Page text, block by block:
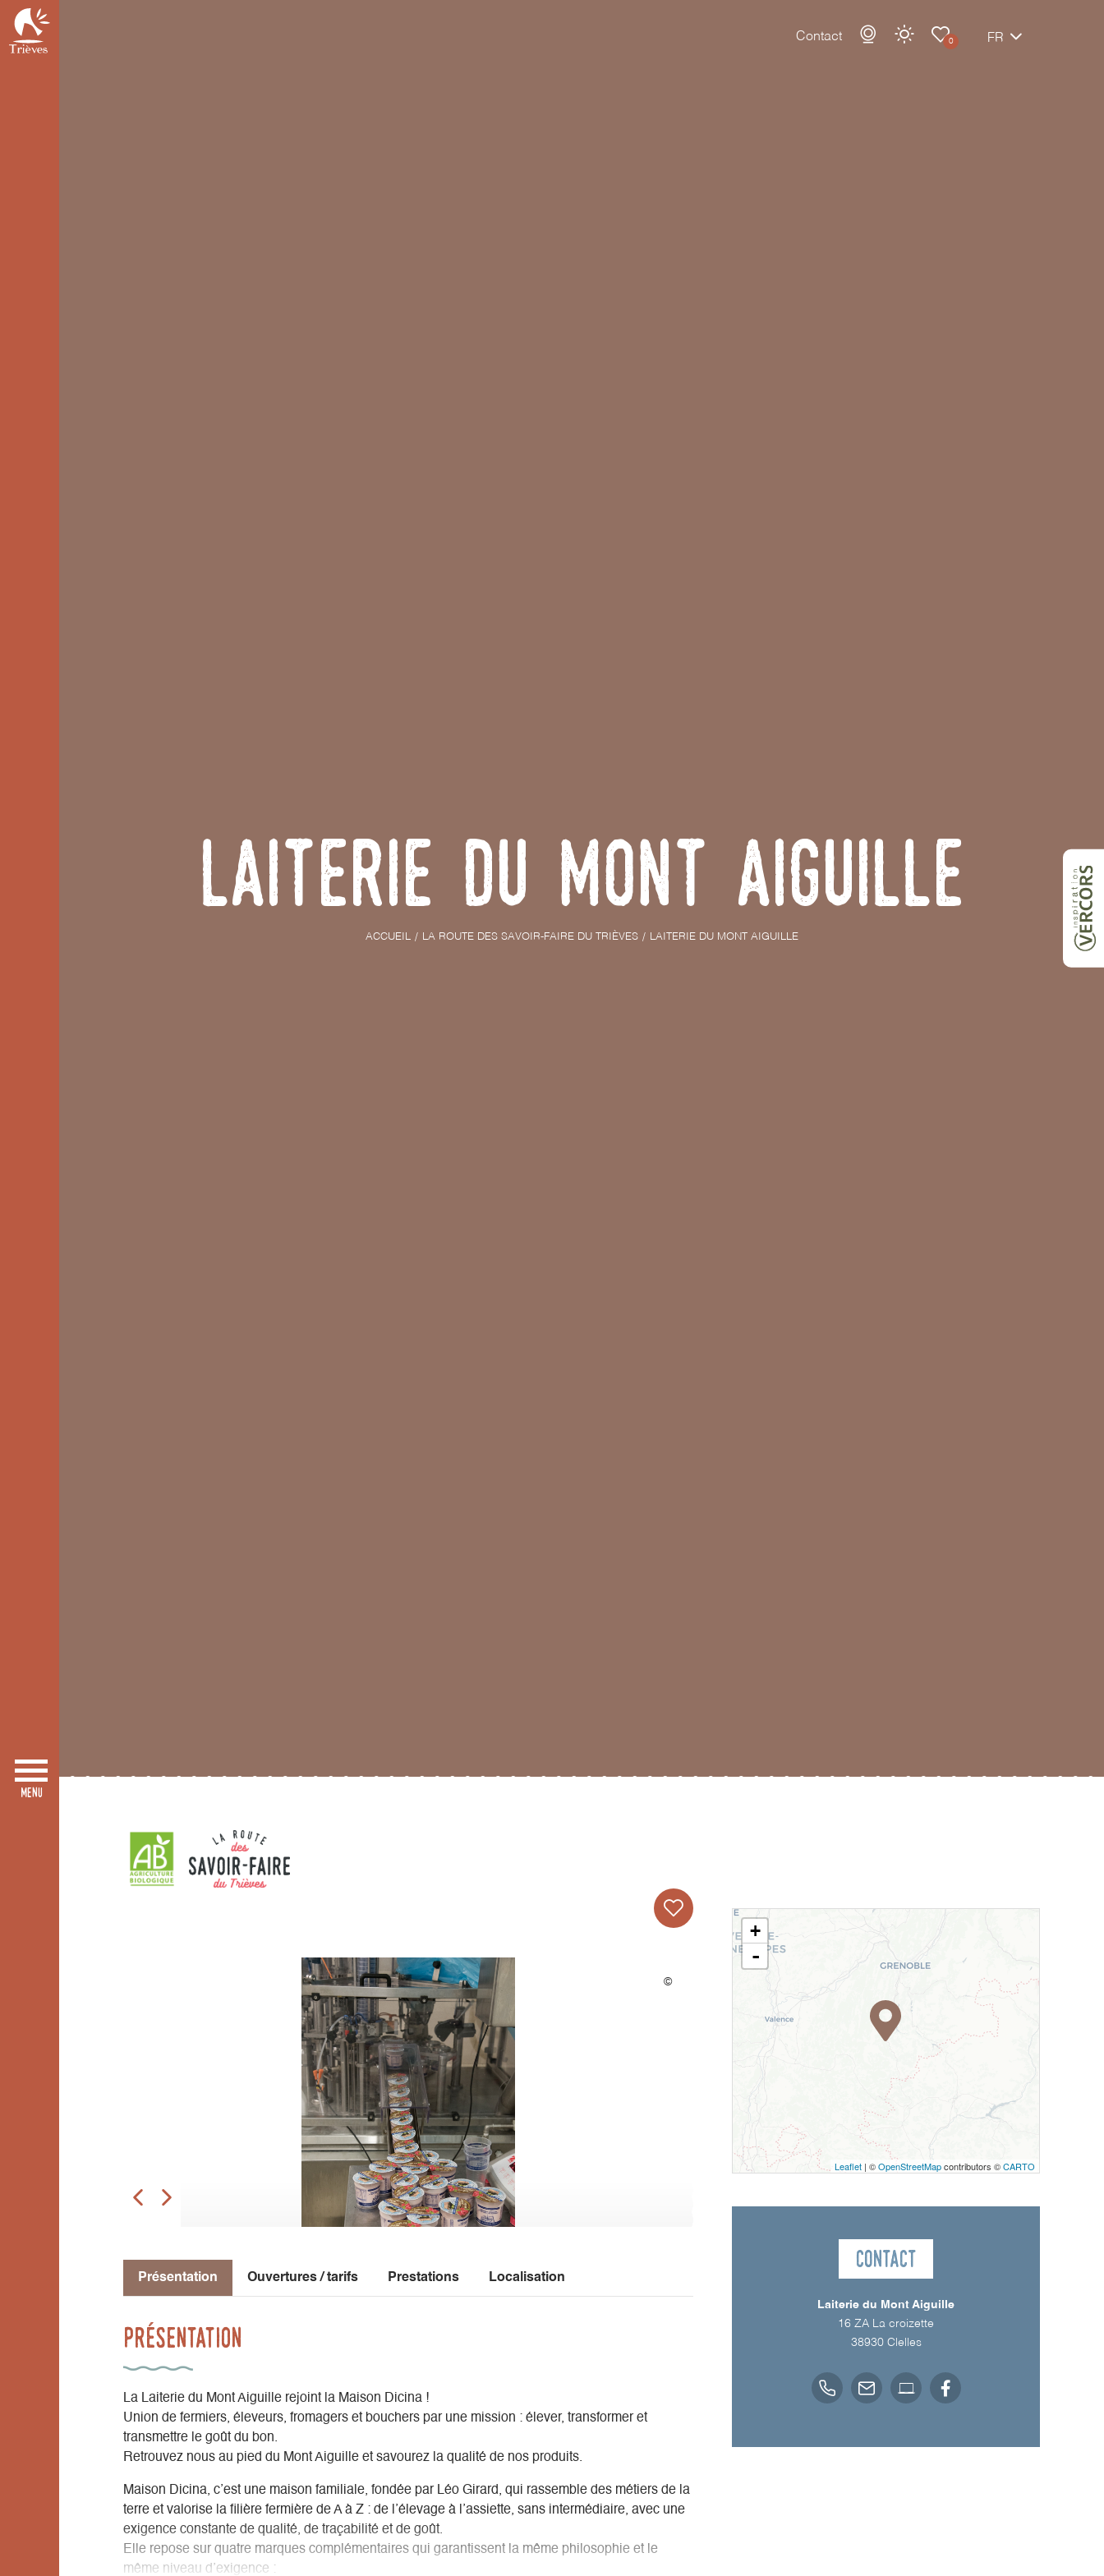
Contact 0 FR
Laiterie du Mont Aiguille
ACCUEIL LA ROUTE DES SAVOIR-FAIRE DU TRIÈVES LAITERIE DU MONT AIGUILLE
Présentation Ouvertures / tarifs Prestations Localisation
Présentation
La Laiterie du Mont Aiguille rejoint la Maison Dicina !
Union de fermiers, éleveurs, fromagers et bouchers par une mission : élever, transformer et
transmettre le goût du bon.
Retrouvez nous au pied du Mont Aiguille et savourez la qualité de nos produits.
Maison Dicina, c’est une maison familiale, fondée par Léo Girard, qui rassemble des métiers de la
terre et valorise la filière fermière de A à Z : de l’élevage à l’assiette, sans intermédiaire, avec une
exigence constante de qualité, de traçabilité et de goût.
Elle repose sur quatre marques complémentaires qui garantissent la même philosophie et le
même niveau d’exigence :
+
-
Leaflet | ©OpenStreetMapcontributors ©CARTO
Contact
Laiterie du Mont Aiguille
16 ZA La croizette
38930 Clelles